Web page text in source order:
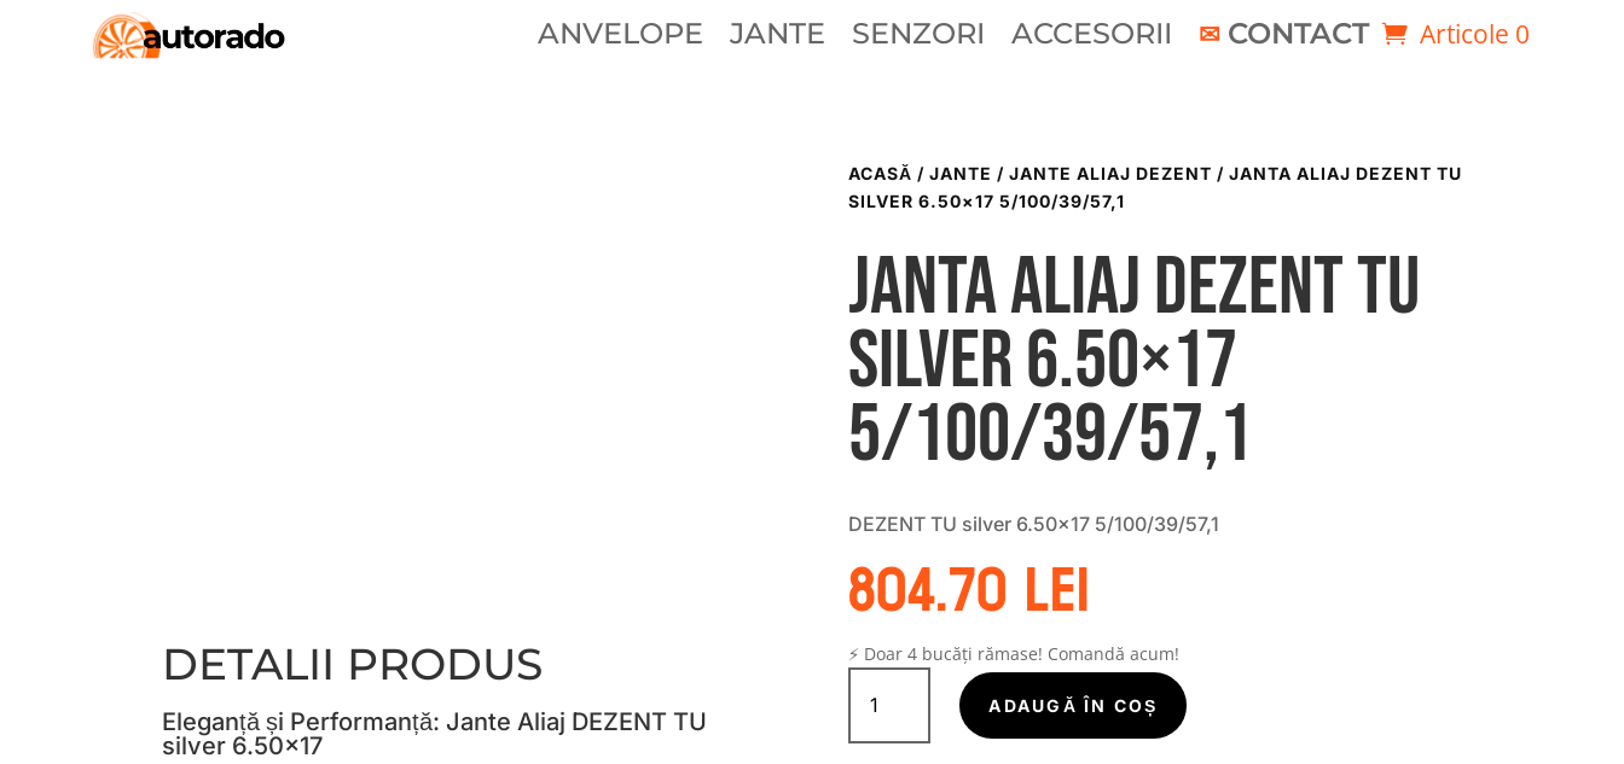
ANVELOPE JANTE SENZORI ACCESORII CONTACT Articole 0
DETALII PRODUS
Eleganță și Performanță: Jante Aliaj DEZENT TU
silver 6.50×17
ACASĂ / JANTE / JANTE ALIAJ DEZENT / JANTA ALIAJ DEZENT TU
SILVER 6.50×17 5/100/39/57,1
Janta aliaj DEZENT TU
silver 6.50×17
5/100/39/57,1
DEZENT TU silver 6.50×17 5/100/39/57,1
804.70lei
⚡ Doar 4 bucăți rămase! Comandă acum!
Cantitate
Janta
aliaj
ADAUGĂ ÎN COȘ